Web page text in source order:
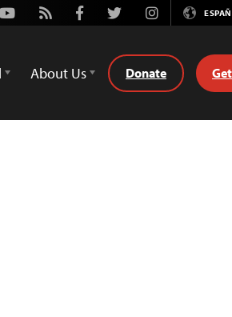
Youtube
Rss FacebookTwitterInstagram
About Us Donate